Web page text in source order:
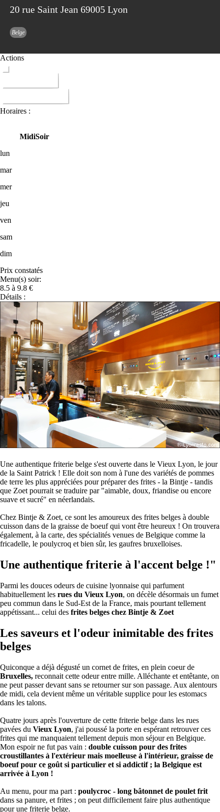
20 rue Saint Jean 69005 Lyon
Belge
Actions
Horaires :
MidiSoir
lun
mar
mer
jeu
ven
sam
dim
Prix constatés
Menu(s) soir:
8.5 à 9.8 €
Détails :
Une authentique friterie belge s'est ouverte dans le Vieux Lyon, le jour
de la Saint Patrick ! Elle doit son nom à l'une des variétés de pommes
de terre les plus appréciées pour préparer des frites - la Bintje - tandis
que Zoet pourrait se traduire par "aimable, doux, friandise ou encore
suave et sucré" en néerlandais.
Chez Bintje & Zoet, ce sont les amoureux des frites belges à double
cuisson dans de la graisse de boeuf qui vont être heureux ! On trouvera
également, à la carte, des spécialités venues de Belgique comme la
fricadelle, le poulycroq et bien sûr, les gaufres bruxelloises.
Une authentique friterie à l'accent belge !"
Parmi les douces odeurs de cuisine lyonnaise qui parfument
habituellement les rues du Vieux Lyon, on décèle désormais un fumet
peu commun dans le Sud-Est de la France, mais pourtant tellement
appétissant... celui des frites belges chez Bintje & Zoet
Les saveurs et l'odeur inimitable des frites
belges
Quiconque a déjà dégusté un cornet de frites, en plein coeur de
Bruxelles, reconnait cette odeur entre mille. Alléchante et entêtante, on
ne peut passer devant sans se retourner sur son passage. Aux alentours
de midi, cela devient même un véritable supplice pour les estomacs
dans les talons.
Quatre jours après l'ouverture de cette friterie belge dans les rues
pavées du Vieux Lyon, j'ai poussé la porte en espérant retrouver ces
frites qui me manquaient tellement depuis mon séjour en Belgique.
Mon espoir ne fut pas vain : double cuisson pour des frites
croustillantes à l'extérieur mais moelleuse à l'intérieur, graisse de
boeuf pour ce goût si particulier et si addictif ; la Belgique est
arrivée à Lyon !
Au menu, pour ma part : poulycroc - long bâtonnet de poulet frit
dans sa panure, et frites ; on peut difficilement faire plus authentique
pour une friterie belge.